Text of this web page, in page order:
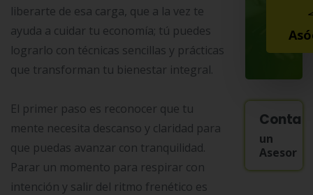
liberarte de esa carga, que a la vez te
ayuda a cuidar tu economía; tú puedes
lograrlo con técnicas sencillas y prácticas
que transforman tu bienestar integral.
El primer paso es reconocer que tu
mente necesita descanso y claridad para
que puedas avanzar con tranquilidad.
Parar un momento para respirar con
intención y salir del ritmo frenético es
un
Asesor